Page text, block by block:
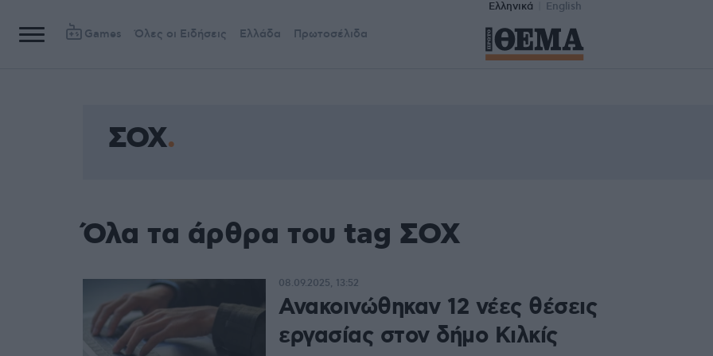
Ελληνικά English
Games Όλες οι Ειδήσεις Ελλάδα Πρωτοσέλιδα
ΣΟΧ
Όλα τα άρθρα του tag ΣΟΧ
Ανακοινώθηκαν 12 νέες θέσεις
εργασίας στον δήμο Κιλκίς
08.09.2025, 13:52